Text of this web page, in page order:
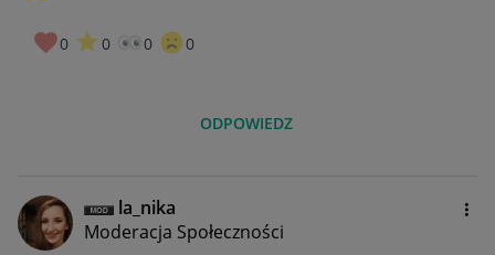
0 0 0 0
ODPOWIEDZ
la_nika
Moderacja Społeczności